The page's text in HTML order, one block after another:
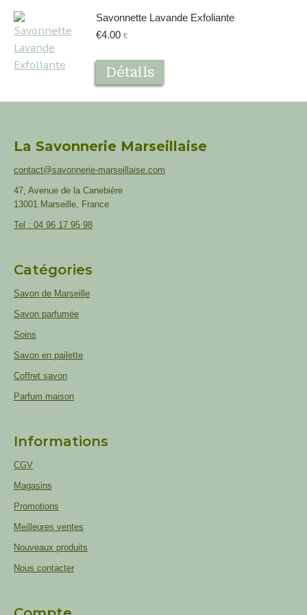
Savonnette Lavande Exfoliante
€4.00 €
Détails
La Savonnerie Marseillaise
contact@savonnerie-marseillaise.com
47, Avenue de la Canebière
13001 Marseille, France
Tel : 04 96 17 95 98
Catégories
Savon de Marseille
Savon parfumée
Soins
Savon en pailette
Coffret savon
Parfum maison
Informations
CGV
Magasins
Promotions
Meilleures ventes
Nouveaux produits
Nous contacter